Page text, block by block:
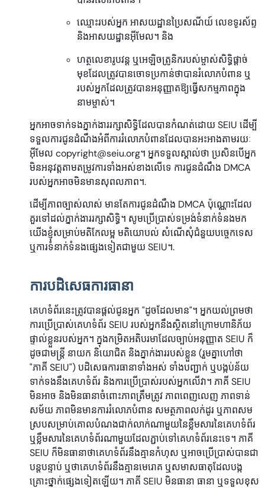
ឈ្មោះរបស់អ្នក អាសយដ្ឋានប្រៃសណីយ៍ លេខទូរស័ព្ទ
និងអាសយដ្ឋានអ៊ីមែល។ និង
ហត្ថលេខារូបវន្ត ឬអេឡិចត្រូនិករបស់ម្ចាស់សិទ្ធិផ្តាច់
មុខដែលត្រូវបានចោទប្រកាន់ថាបានរំលោភបំពាន ឬ
របស់អ្នកដែលត្រូវបានអនុញ្ញាតឱ្យធ្វើសកម្មភាពក្នុង
នាមម្ចាស់។
អ្នកអាចទាក់ទងភ្នាក់ងាររក្សាសិទ្ធិដែលបានកំណត់ដោយ SEIU ដើម្បី
ទទួលការជូនដំណឹងអំពីការរំលោភបំពានដែលបានអះអាងតាមរយៈ
អ៊ីមែល copyright@seiu.org។ អ្នកទទួលស្គាល់ថា ប្រសិនបើអ្នក
មិនអនុវត្តតាមតម្រូវការទាំងអស់ខាងលើទេ ការជូនដំណឹង DMCA
របស់អ្នកអាចមិនមានសុពលភាព។.
ដើម្បីភាពច្បាស់លាស់ មានតែការជូនដំណឹង DMCA ប៉ុណ្ណោះដែល
គួរទៅដល់ភ្នាក់ងាររក្សាសិទ្ធិ។ សូមប្រើប្រាស់ទម្រង់ទំនាក់ទំនងមក
យើងខ្ញុំសម្រាប់មតិកែលម្អ មតិយោបល់ សំណើសុំជំនួយបច្ចេកទេស
ឬការទំនាក់ទំនងផ្សេងទៀតជាមួយ SEIU។.
ការបដិសេធការធានា
គេហទំព័រនេះត្រូវបានផ្តល់ជូនអ្នក "ដូចដែលមាន"។ អ្នកយល់ព្រមថា
ការប្រើប្រាស់គេហទំព័រ SEIU របស់អ្នកនឹងស្ថិតនៅក្រោមហានិភ័យ
ផ្ទាល់ខ្លួនរបស់អ្នក។ ក្នុងកម្រិតអតិបរមាដែលច្បាប់អនុញ្ញាត SEIU ក៏
ដូចជាមន្ត្រី នាយក និយោជិត និងភ្នាក់ងាររបស់ខ្លួន (រួមគ្នាហៅថា
"ភាគី SEIU") បដិសេធការធានាទាំងអស់ ទាំងបញ្ជាក់ ឬបង្កប់ន័យ
ទាក់ទងនឹងគេហទំព័រ និងការប្រើប្រាស់របស់អ្នកលើវា។ ភាគី SEIU
មិនអាច និងមិនធានាចំពោះភាពត្រឹមត្រូវ ភាពពេញលេញ ភាពទាន់
សម័យ ភាពមិនមានការរំលោភបំពាន សមត្ថភាពលក់ដូរ ឬភាពសម
ស្របសម្រាប់គោលបំណងជាក់លាក់ណាមួយនៃខ្លឹមសារនៃគេហទំព័រ
ឬខ្លឹមសារនៃគេហទំព័រណាមួយដែលភ្ជាប់ទៅគេហទំព័រនេះទេ។ ភាគី
SEIU ក៏មិនធានាថាគេហទំព័រនឹងគ្មានកំហុស ឬអាចប្រើប្រាស់បានជា
បន្តបន្ទាប់ ឬថាគេហទំព័រនឹងគ្មានមេរោគ ឬសមាសធាតុដែលបង្ក
គ្រោះថ្នាក់ផ្សេងទៀតឡើយ។ ភាគី SEIU មិនធានា ធានា ឬទទួលខុស